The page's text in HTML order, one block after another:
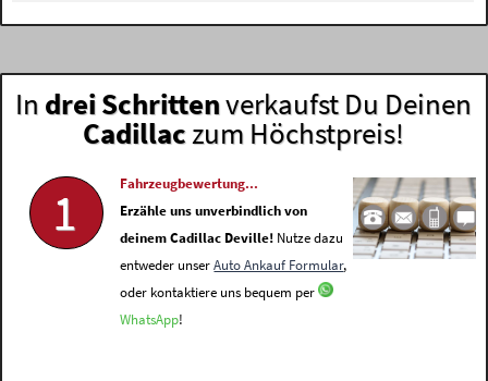
In drei Schrittenverkaufst Du Deinen
Cadillaczum Höchstpreis!
1
Fahrzeugbewertung...
Erzähle uns unverbindlich von
deinem Cadillac Deville! Nutze dazu
entweder unserAuto Ankauf Formular,
oder kontaktiere uns bequem per
WhatsApp!